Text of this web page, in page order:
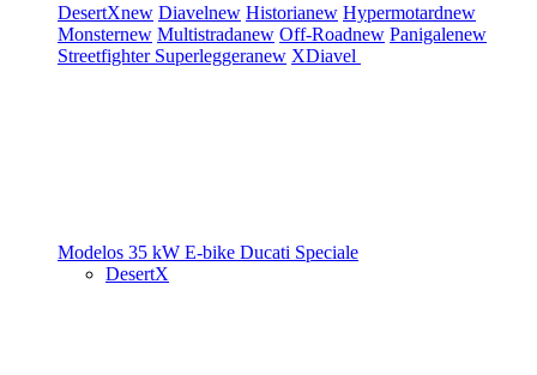
DesertXnew Diavelnew Historianew Hypermotardnew
Monsternew Multistradanew Off-Roadnew Panigalenew
Streetfighter Superleggeranew XDiavel
Modelos 35 kW E-bike Ducati Speciale
DesertX